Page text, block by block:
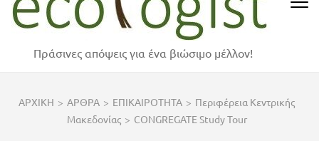
Enter)
Πράσινες απόψεις για ένα βιώσιμο μέλλον!
ΑΡΧΙΚΗ > ΑΡΘΡΑ > ΕΠΙΚΑΙΡΟΤΗΤΑ > Περιφέρεια Κεντρικής
Μακεδονίας > CONGREGATE Study Tour